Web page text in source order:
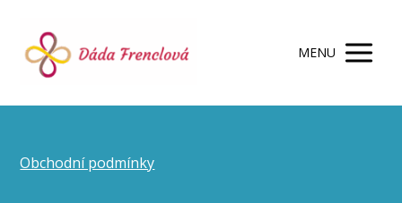
MENU
Obchodní podmínky